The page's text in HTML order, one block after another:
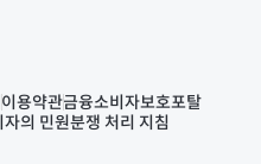
이용약관금융소비자보호포탈
자의 민원분쟁 처리 지침